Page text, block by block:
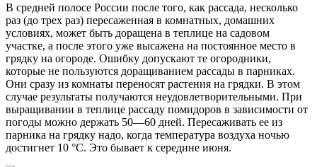
В средней полосе России после того, как рассада, несколько
раз (до трех раз) пересаженная в комнатных, домашних
условиях, может быть доращена в теплице на садовом
участке, а после этого уже высажена на постоянное место в
грядку на огороде. Ошибку допускают те огородники,
которые не пользуются доращиванием рассады в парниках.
Они сразу из комнаты переносят растения на грядки. В этом
случае результаты получаются неудовлетворительными. При
выращивании в теплице рассаду помидоров в зависимости от
погоды можно держать 50—60 дней. Пересаживать ее из
парника на грядку надо, когда температура воздуха ночью
достигнет 10 °С. Это бывает к середине июня.